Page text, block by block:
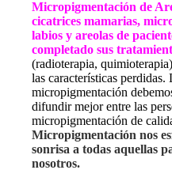
Micropigmentación de
cicatrices mamarias,
labios y areolas de
completado sus
(radioterapia,
las características perdidas.
micropigmentación
difundir mejor entre las
micropigmentación de
Micropigmentación nos
sonrisa a todas aquellas
nosotros.